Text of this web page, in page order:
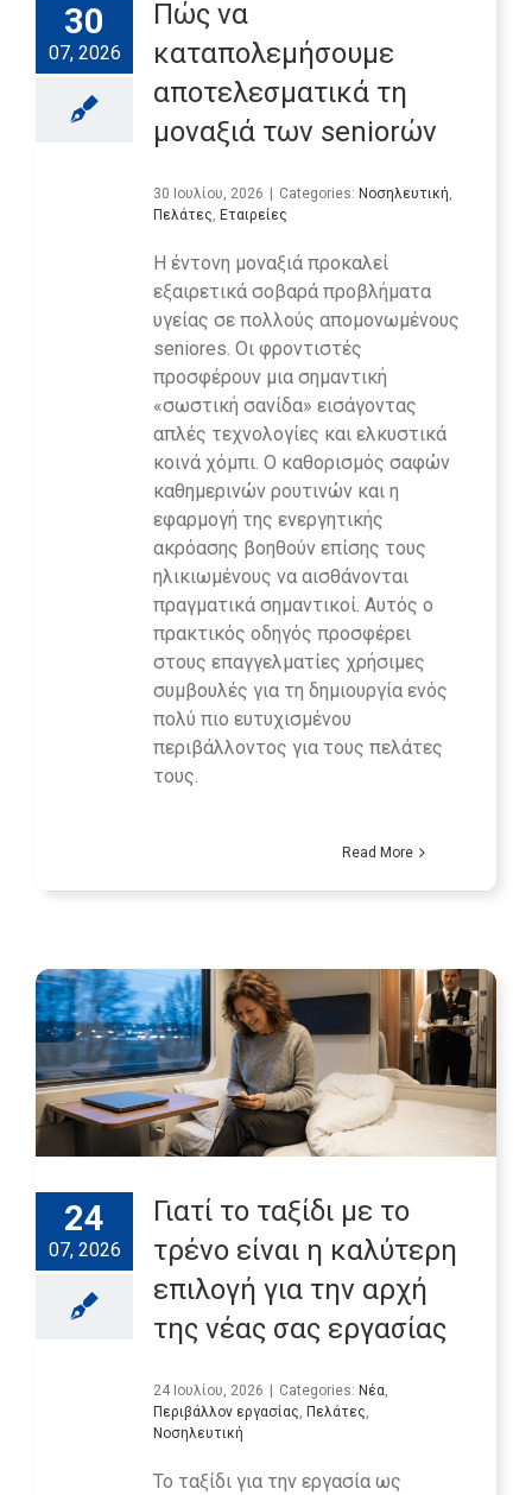
30
07, 2026
Πώς να
καταπολεμήσουμε
αποτελεσματικά τη
μοναξιά των seniorών
30 Ιουλίου, 2026 Categories: Νοσηλευτική,
Πελάτες, Εταιρείες
Η έντονη μοναξιά προκαλεί
εξαιρετικά σοβαρά προβλήματα
υγείας σε πολλούς απομονωμένους
seniores. Οι φροντιστές
προσφέρουν μια σημαντική
«σωστική σανίδα» εισάγοντας
απλές τεχνολογίες και ελκυστικά
κοινά χόμπι. Ο καθορισμός σαφών
καθημερινών ρουτινών και η
εφαρμογή της ενεργητικής
ακρόασης βοηθούν επίσης τους
ηλικιωμένους να αισθάνονται
πραγματικά σημαντικοί. Αυτός ο
πρακτικός οδηγός προσφέρει
στους επαγγελματίες χρήσιμες
συμβουλές για τη δημιουργία ενός
πολύ πιο ευτυχισμένου
περιβάλλοντος για τους πελάτες
τους.
Read More
24
07, 2026
Γιατί το ταξίδι με το
τρένο είναι η καλύτερη
επιλογή για την αρχή
της νέας σας εργασίας
24 Ιουλίου, 2026 Categories: Νέα,
Περιβάλλον εργασίας, Πελάτες,
Νοσηλευτική
Το ταξίδι για την εργασία ως